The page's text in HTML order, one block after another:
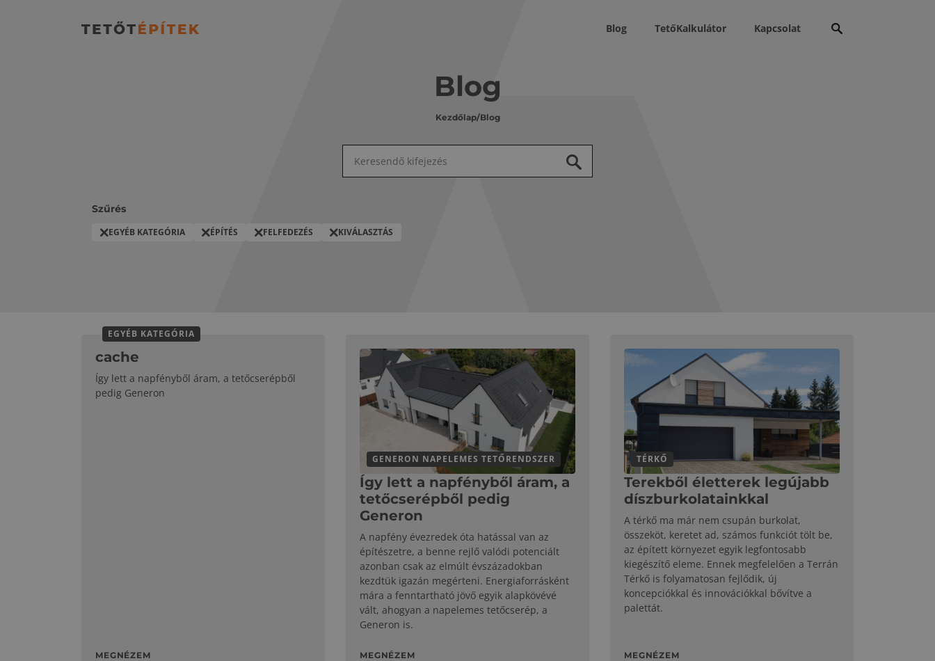
Blog TetőKalkulátor Kapcsolat Keresés:
Blog
Kezdőlap/Blog
Szűrés
EGYÉB KATEGÓRIA ÉPÍTÉS FELFEDEZÉS KIVÁLASZTÁS
EGYÉB KATEGÓRIA
cache
Így lett a napfényből áram, a tetőcserépből
pedig Generon
MEGNÉZEM
GENERON NAPELEMES TETŐRENDSZER
Így lett a napfényből áram, a
tetőcserépből pedig
Generon
A napfény évezredek óta hatással van az
építészetre, a benne rejlő valódi potenciált
azonban csak az elmúlt évszázadokban
kezdtük igazán megérteni. Energiaforrásként
mára a fenntartható jövő egyik alapkövévé
vált, ahogyan a napelemes tetőcserép, a
Generon is.
MEGNÉZEM
TÉRKŐ
Terekből életterek legújabb
díszburkolatainkkal
A térkő ma már nem csupán burkolat,
összeköt, keretet ad, számos funkciót tölt be,
az épített környezet egyik legfontosabb
kiegészítő eleme. Ennek megfelelően a Terrán
Térkő is folyamatosan fejlődik, új
koncepciókkal és innovációkkal bővítve a
palettát.
MEGNÉZEM